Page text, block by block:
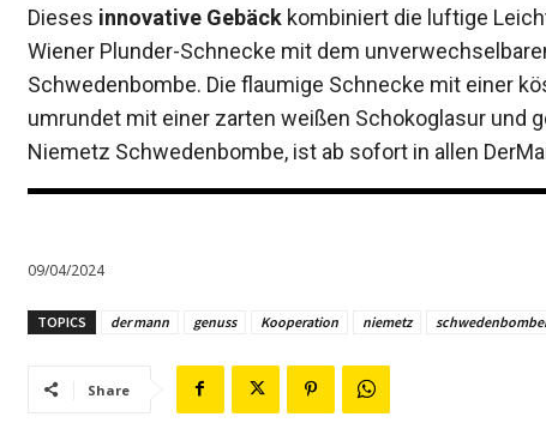
Dieses innovative Gebäckkombiniert die luftige
Wiener Plunder-Schnecke mit dem
Schwedenbombe. Die flaumige Schnecke mit einer
umrundet mit einer zarten weißen Schokoglasur und
Niemetz Schwedenbombe, ist ab sofort in allen
09/04/2024
TOPICS der mann genuss Kooperation niemetz
Share